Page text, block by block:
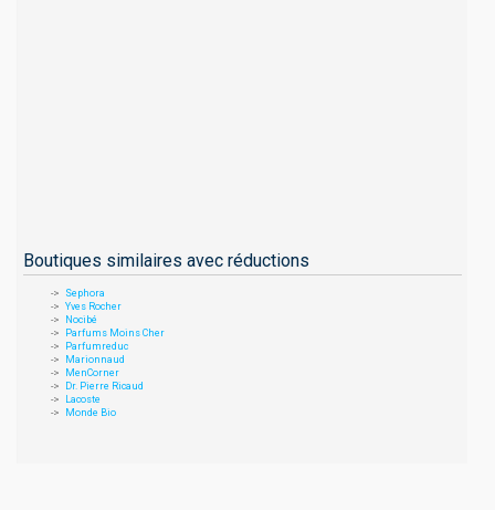
Boutiques similaires avec réductions
Sephora
Yves Rocher
Nocibé
Parfums Moins Cher
Parfumreduc
Marionnaud
MenCorner
Dr. Pierre Ricaud
Lacoste
Monde Bio